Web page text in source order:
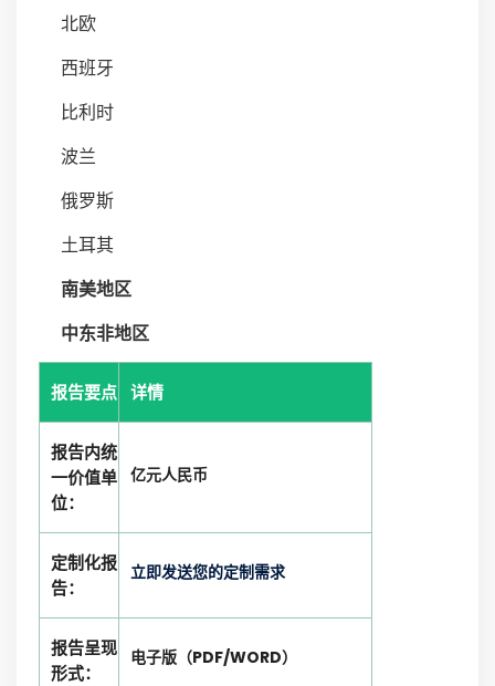
北欧
西班牙
比利时
波兰
俄罗斯
土耳其
南美地区
中东非地区
报告要点 详情
报告内统
一价值单
位：
亿元人民币
定制化报
告：
立即发送您的定制需求
报告呈现
形式：
电子版（PDF/WORD）